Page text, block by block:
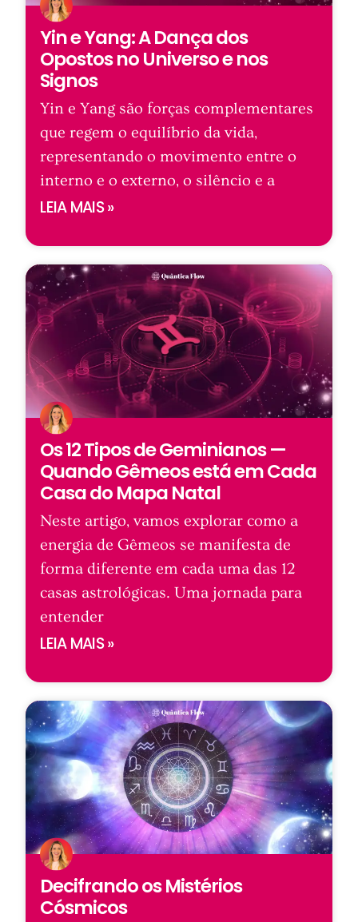
Yin e Yang: A Dança dos
Opostos no Universo e nos
Signos
Yin e Yang são forças complementares
que regem o equilíbrio da vida,
representando o movimento entre o
interno e o externo, o silêncio e a
LEIA MAIS »
Os 12 Tipos de Geminianos —
Quando Gêmeos está em Cada
Casa do Mapa Natal
Neste artigo, vamos explorar como a
energia de Gêmeos se manifesta de
forma diferente em cada uma das 12
casas astrológicas. Uma jornada para
entender
LEIA MAIS »
Decifrando os Mistérios
Cósmicos